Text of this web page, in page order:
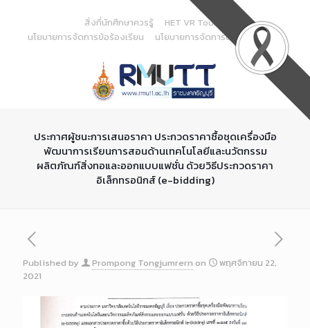
Content
สิ่งที่นักศึกษาควรรู้
HET VR Tour
นโยบายการจัดการข้อร้องเรียน
นโยบายการจัดการด้านสารสนเทศ
ประกาศผู้ชนะการเสนอราคา ประกวดราคาซื้อชุดเครื่องมือ
พัฒนาการเรียนการสอนด้านเทคโนโลยีและนวัตกรรม
ผลิตภัณฑ์สิ่งทอและออกแบบแฟชั่น ด้วยวิธีประกวดราคา
อิเล็กทรอนิกส์ (e-bidding)
Published by Prompong Tongjumrern on
พฤศจิกายน 22,
2021